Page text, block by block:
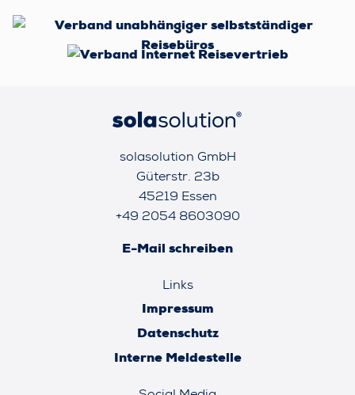
solasolution GmbH
Güterstr. 23b
45219 Essen
+49 2054 8603090
E-Mail schreiben
Links
Impressum
Datenschutz
Interne Meldestelle